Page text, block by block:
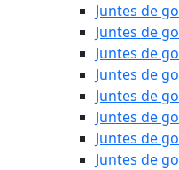
Juntes de
Juntes de
Juntes de
Juntes de
Juntes de
Juntes de
Juntes de
Juntes de